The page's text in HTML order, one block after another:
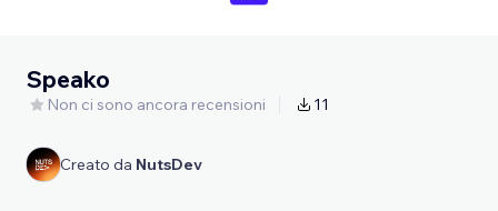
Speako
Non ci sono ancora recensioni 11
Creato da NutsDev